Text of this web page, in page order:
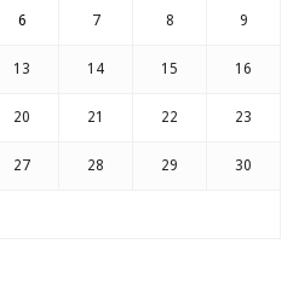
6 7 8 9
13 14 15 16
20 21 22 23
27 28 29 30